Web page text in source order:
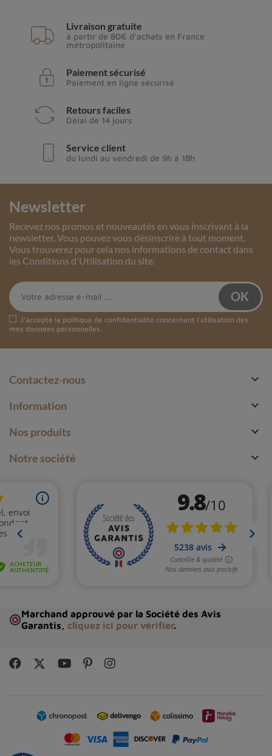
Livraison gratuite
à partir de 80€ d'achats en France
métropolitaine
Paiement sécurisé
Paiement en ligne sécurisé
Retours faciles
Délai de 14 jours
Service client
du lundi au vendredi de 9h à 18h
Newsletter
Recevez nos promos et nouveautés en vous inscrivant à la
newsletter. Vous pouvez vous désinscrire à tout moment.
Vous trouverez pour cela nos informations de contact dans
les Conditions d'Utilisation du site.
J'accepte la politique de confidentialité concernant l'utilisation des
mes données personnelles.
Contactez-nous 
Information 
Nos produits 
Notre société 
Marchand approuvé par la Société des Avis
Garantis, cliquez ici pour vérifier.